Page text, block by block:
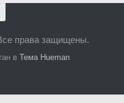
права защищены.
вТема Hueman